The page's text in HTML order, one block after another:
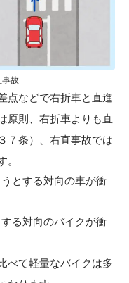
事故
点などで右折車と直進
原則、右折車よりも直
７条）、右直事故では
。
とする対向の車が衝
る対向のバイクが衝
べて軽量なバイクは多